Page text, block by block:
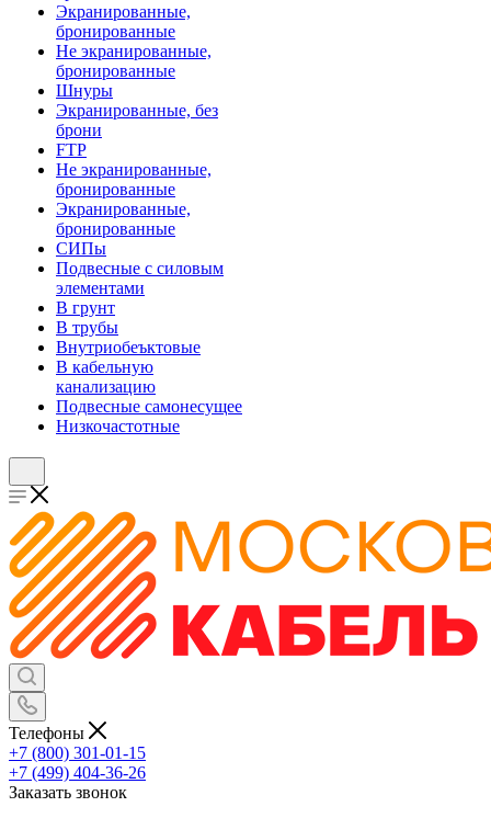
Экранированные,
бронированные
Не экранированные,
бронированные
Шнуры
Экранированные, без
брони
FTP
Не экранированные,
бронированные
Экранированные,
бронированные
СИПы
Подвесные с силовым
элементами
В грунт
В трубы
Внутриобеъктовые
В кабельную
канализацию
Подвесные самонесущее
Низкочастотные
Телефоны
+7 (800) 301-01-15
+7 (499) 404-36-26
Заказать звонок